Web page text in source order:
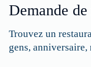
Demande
Trouvez un
gens, anniversaire,